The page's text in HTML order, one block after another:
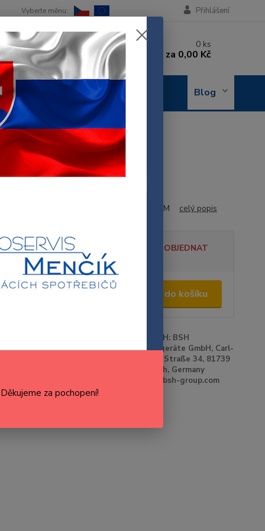
OBJEDNÁNÍ
OPRAVY
Blog
Přihlášení
rady? Zavolejte.
288 130
8-15 hod.)
0 ks
za 0,00 Kč
00668113
00668113
SIEMENS HADICE MYČKY S AQUASTOPEM celý popis
NENÍ SKLADEM, LZE OBJEDNAT
Kč/ ks Přidat do košíku
BOSCH: BSH
Hausgeräte GmbH, Carl-
Wery-Straße 34, 81739
Munich, Germany
www.bsh-group.com
/ dostupnostza pochopení!